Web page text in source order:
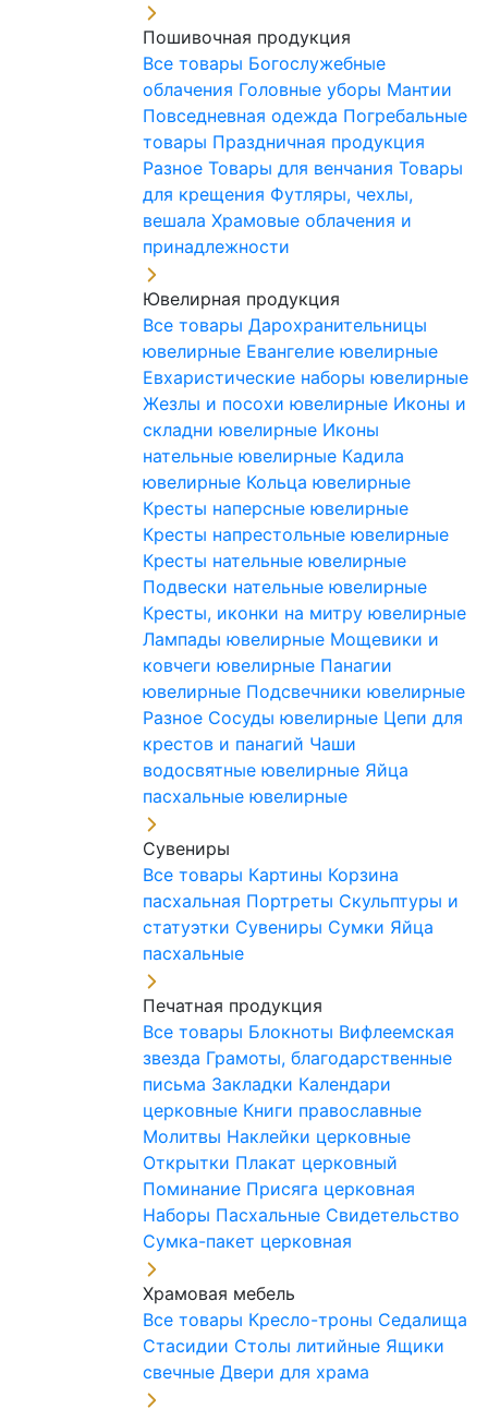
Пошивочная продукция
Все товары Богослужебные
облачения Головные уборы Мантии
Повседневная одежда Погребальные
товары Праздничная продукция
Разное Товары для венчания Товары
для крещения Футляры, чехлы,
вешала Храмовые облачения и
принадлежности
Ювелирная продукция
Все товары Дарохранительницы
ювелирные Евангелие ювелирные
Евхаристические наборы ювелирные
Жезлы и посохи ювелирные Иконы и
складни ювелирные Иконы
нательные ювелирные Кадила
ювелирные Кольца ювелирные
Кресты наперсные ювелирные
Кресты напрестольные ювелирные
Кресты нательные ювелирные
Подвески нательные ювелирные
Кресты, иконки на митру ювелирные
Лампады ювелирные Мощевики и
ковчеги ювелирные Панагии
ювелирные Подсвечники ювелирные
Разное Сосуды ювелирные Цепи для
крестов и панагий Чаши
водосвятные ювелирные Яйца
пасхальные ювелирные
Сувениры
Все товары Картины Корзина
пасхальная Портреты Скульптуры и
статуэтки Сувениры Сумки Яйца
пасхальные
Печатная продукция
Все товары Блокноты Вифлеемская
звезда Грамоты, благодарственные
письма Закладки Календари
церковные Книги православные
Молитвы Наклейки церковные
Открытки Плакат церковный
Поминание Присяга церковная
Наборы Пасхальные Свидетельство
Сумка-пакет церковная
Храмовая мебель
Все товары Кресло-троны Седалища
Стасидии Столы литийные Ящики
свечные Двери для храма